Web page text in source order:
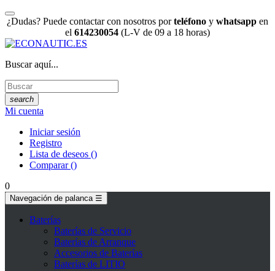
¿Dudas? Puede contactar con nosotros porteléfono y whatsapp en
el 614230054 (L-V de 09 a 18 horas)
Buscar aquí...
search
Mi cuenta
Iniciar sesión
Registro
Lista de deseos ()
Comparar()
0
Navegación de palanca ☰
Baterías
Baterías de Servicio
Baterías de Arranque
Accesorios de Baterías
Baterías de LITIO